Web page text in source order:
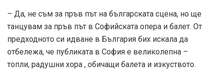
– Да, не съм за пръв път на българската сцена, но ще
танцувам за пръв път в Софийската опера и балет. От
предходното си идване в България бих искала да
отбележа, че публиката в София е великолепна –
топли, радушни хора , обичащи балета и изкуството.